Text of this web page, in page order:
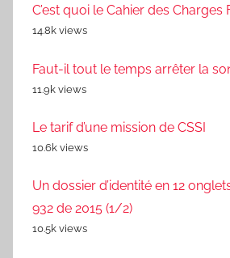
C’est quoi le Cahier des Charges
14.8k views
Faut-il tout le temps arrêter la
11.9k views
Le tarif d’une mission de CSSI
10.6k views
Un dossier d’identité en 12
932 de 2015 (1/2)
10.5k views